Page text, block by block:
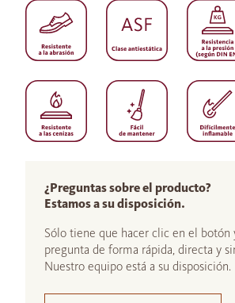
¿Preguntas sobre el producto?
Estamos a su disposición.
Sólo tiene que hacer clic en el botón
pregunta de forma rápida, directa y
Nuestro equipo está a su disposición.